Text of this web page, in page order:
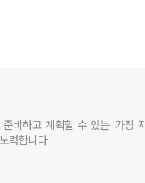
준비하고 계획할 수 있는 '가장
력합니다